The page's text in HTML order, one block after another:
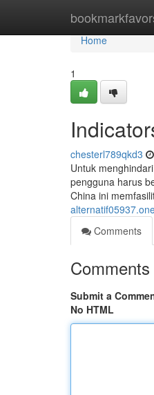
Home
Home
1
chesterl789qkd3
Untuk
pengguna harus
China ini
Comments
Comments
Submit a
No HTML